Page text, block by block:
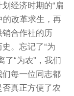
经济时期的“扁
的改革求生，再
合作社的历
。忘记了“为
了“为农”，我们
每一位同志都
真正方便了农